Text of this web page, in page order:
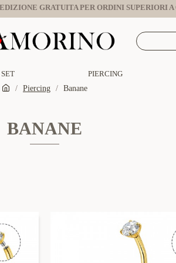
GRATUITA PER ORDINI SUPERIORI A
PIERCING
Piercing
Banane
BANANE